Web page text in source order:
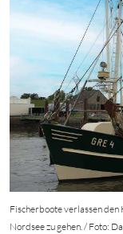
Fischerboote verlassen
Nordsee zu gehen. / Foto: